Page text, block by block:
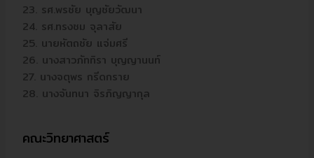
23. รศ.พรชัย บุญชัยวัฒนา
24. รศ.ทรงชม จุลาสัย
25. นายหัตถชัย แจ่มศรี
26. นางสาวภัททิรา บุญญานนท์
27. นางจตุพร กรีดกราย
28. นางจันทนา จิรภิญญากุล
คณะวิทยาศาสตร์